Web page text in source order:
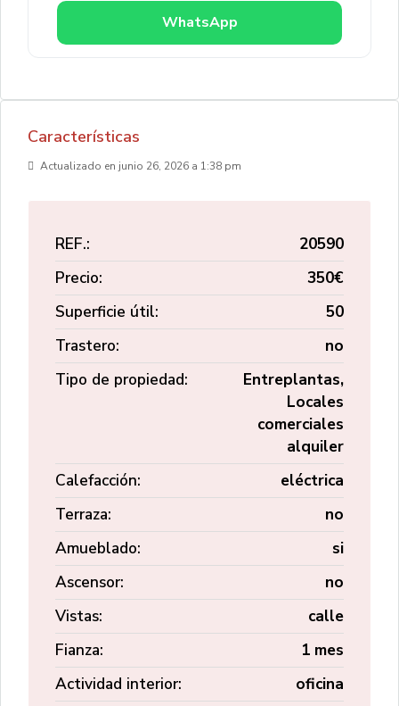
WhatsApp
Características
Actualizado en junio 26, 2026 a 1:38 pm
REF.:
20590
Precio:
350€
Superficie útil:
50
Trastero:
no
Tipo de propiedad:
Entreplantas,
Locales
comerciales
alquiler
Calefacción:
eléctrica
Terraza:
no
Amueblado:
si
Ascensor:
no
Vistas:
calle
Fianza:
1 mes
Actividad interior:
oficina